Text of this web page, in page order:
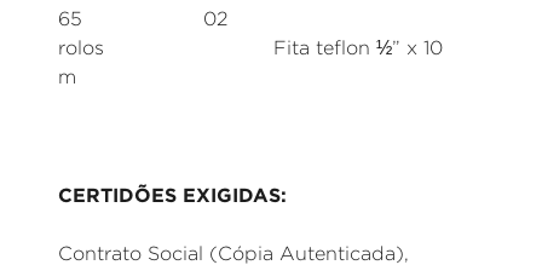
65 02
rolos Fita teflon ½” x 10
m
CERTIDÕES EXIGIDAS:
Contrato Social (Cópia Autenticada),